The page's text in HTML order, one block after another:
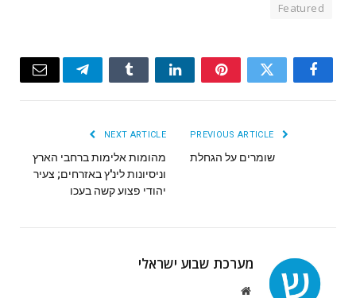
Featured
Facebook
Twitter
Pinterest
LinkedIn
Tumblr
Telegram
Email
שומרים על הגחלת
NEXT ARTICLE
מהומות אלימות ברחבי הארץ
וניסיונות לינ'ץ באזרחים; צעיר
יהודי פצוע קשה בעכו
מערכת שבוע ישראלי
Website